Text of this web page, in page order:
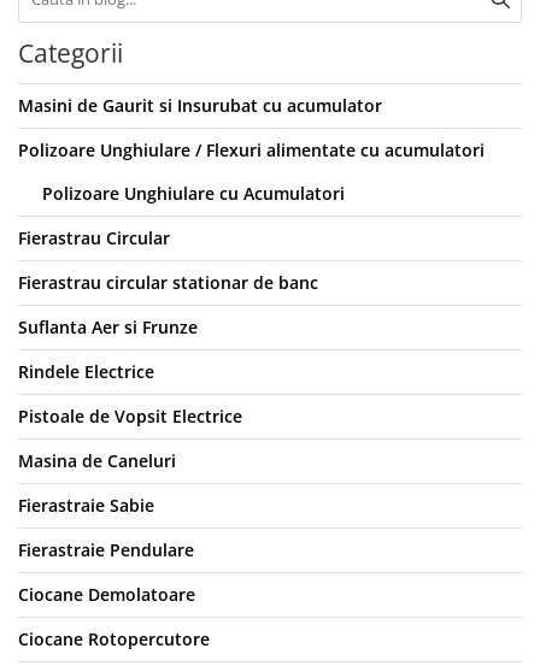
Categorii
Masini de Gaurit si Insurubat cu acumulator
Polizoare Unghiulare / Flexuri alimentate cu acumulatori
Polizoare Unghiulare cu Acumulatori
Fierastrau Circular
Fierastrau circular stationar de banc
Suflanta Aer si Frunze
Rindele Electrice
Pistoale de Vopsit Electrice
Masina de Caneluri
Fierastraie Sabie
Fierastraie Pendulare
Ciocane Demolatoare
Ciocane Rotopercutore